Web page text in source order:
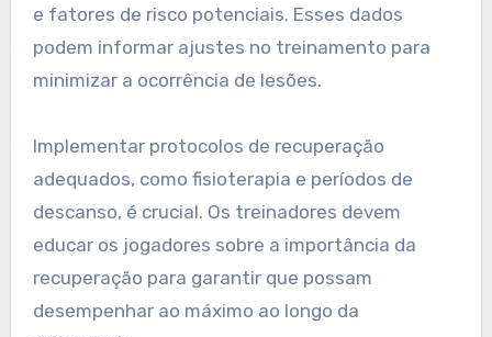
e fatores de risco potenciais. Esses dados
podem informar ajustes no treinamento para
minimizar a ocorrência de lesões.
Implementar protocolos de recuperação
adequados, como fisioterapia e períodos de
descanso, é crucial. Os treinadores devem
educar os jogadores sobre a importância da
recuperação para garantir que possam
desempenhar ao máximo ao longo da